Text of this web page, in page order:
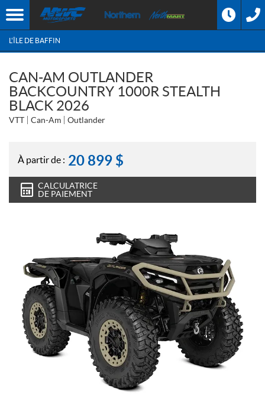
L'ÎLE DE BAFFIN
CAN-AM OUTLANDER
BACKCOUNTRY 1000R STEALTH
BLACK 2026
VTT Can-Am Outlander
À partir de : 20 899 $
CALCULATRICE
DE PAIEMENT